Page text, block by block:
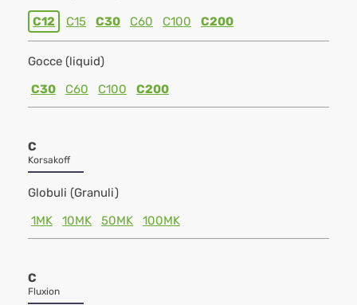
C12 C15 C30 C60 C100 C200
Gocce (liquid)
C30
C60 C100 C200
C
Korsakoff
Globuli (Granuli)
1MK
10MK 50MK 100MK
C
Fluxion